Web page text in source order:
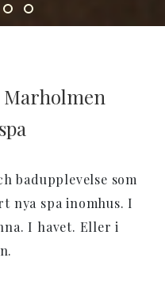
badupplevelse som
nya spa inomhus. I
I havet. Eller i